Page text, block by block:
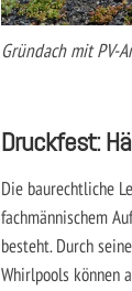
Gründach mit PV-
Druckfest:
Die baurechtliche
fachmännischem
besteht. Durch
Whirlpools können